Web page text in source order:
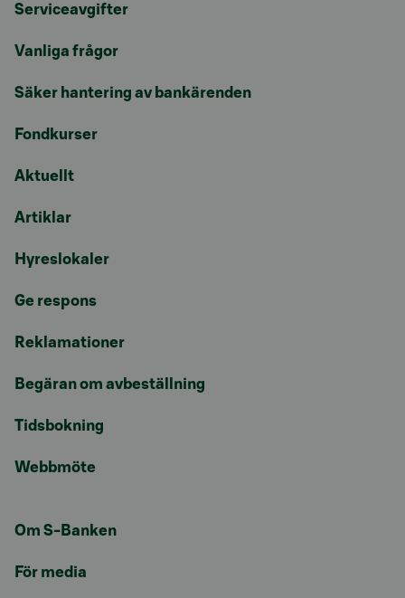
Serviceavgifter
Vanliga frågor
Säker hantering av bankärenden
Fondkurser
Aktuellt
Artiklar
Hyreslokaler
Ge respons
Reklamationer
Begäran om avbeställning
Tidsbokning
Webbmöte
Om S-Banken
För media